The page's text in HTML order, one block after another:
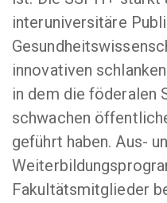
interuniversitäre
innovativen
in dem die föderalen
schwachen
geführt haben. Aus-
Fakultätsmitglieder